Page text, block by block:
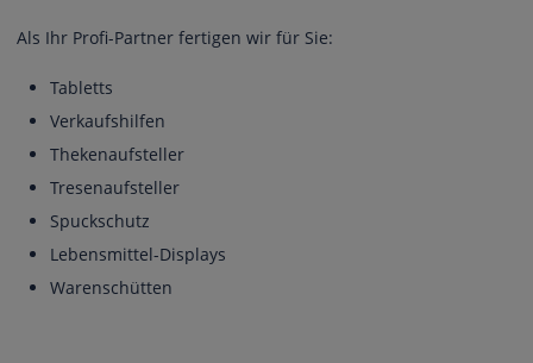
Als Ihr Profi-Partner fertigen wir für Sie:
Tabletts
Verkaufshilfen
Thekenaufsteller
Tresenaufsteller
Spuckschutz
Lebensmittel-Displays
Warenschütten